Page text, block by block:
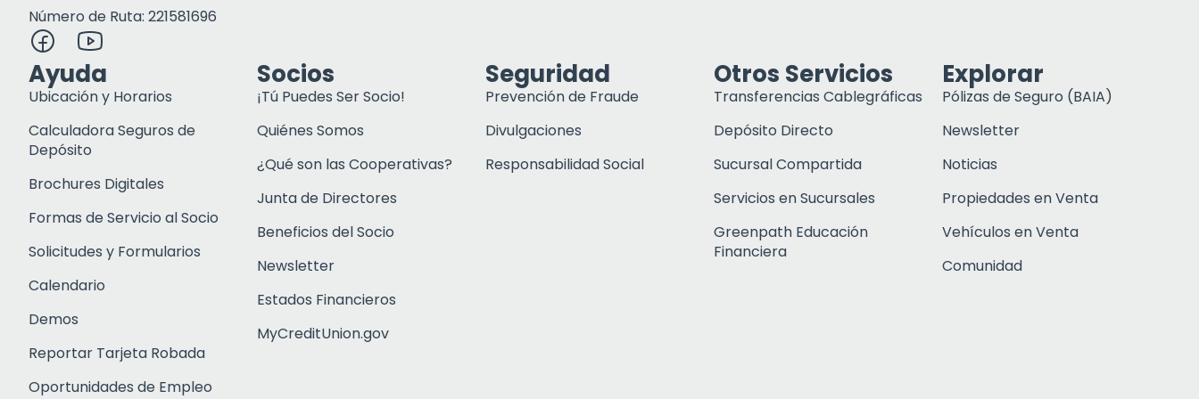
Número de Ruta: 221581696
Ayuda
Ubicación y Horarios
Calculadora Seguros de
Depósito
Brochures Digitales
Formas de Servicio al Socio
Solicitudes y Formularios
Calendario
Demos
Reportar Tarjeta Robada
Oportunidades de Empleo
Socios
¡Tú Puedes Ser Socio!
Quiénes Somos
¿Qué son las Cooperativas?
Junta de Directores
Beneficios del Socio
Newsletter
Estados Financieros
MyCreditUnion.gov
Seguridad
Prevención de Fraude
Divulgaciones
Responsabilidad Social
Otros Servicios
Transferencias Cablegráficas
Depósito Directo
Sucursal Compartida
Servicios en Sucursales
Greenpath Educación
Financiera
Explorar
Pólizas de Seguro (BAIA)
Newsletter
Noticias
Propiedades en Venta
Vehículos en Venta
Comunidad